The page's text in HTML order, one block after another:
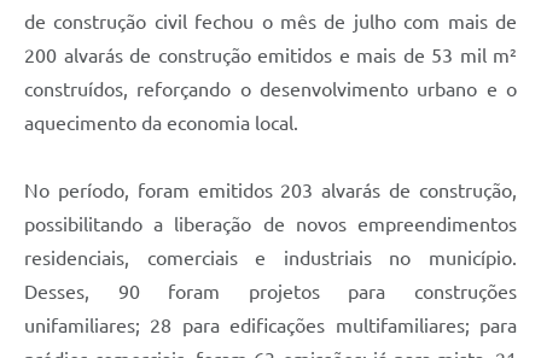
de construção civil fechou o mês de julho com mais de
200 alvarás de construção emitidos e mais de 53 mil m²
construídos, reforçando o desenvolvimento urbano e o
aquecimento da economia local.
No período, foram emitidos 203 alvarás de construção,
possibilitando a liberação de novos empreendimentos
residenciais, comerciais e industriais no município.
Desses, 90 foram projetos para construções
unifamiliares; 28 para edificações multifamiliares; para